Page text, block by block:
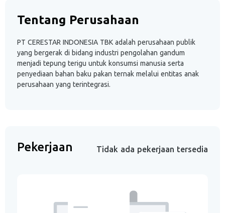
Tentang Perusahaan
PT CERESTAR INDONESIA TBK adalah perusahaan publik
yang bergerak di bidang industri pengolahan gandum
menjadi tepung terigu untuk konsumsi manusia serta
penyediaan bahan baku pakan ternak melalui entitas anak
perusahaan yang terintegrasi.
Pekerjaan Tidak ada pekerjaan tersedia